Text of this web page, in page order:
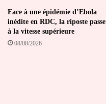
Face à une épidémie d’Ebola
inédite en RDC, la riposte passe
à la vitesse supérieure
08/08/2026